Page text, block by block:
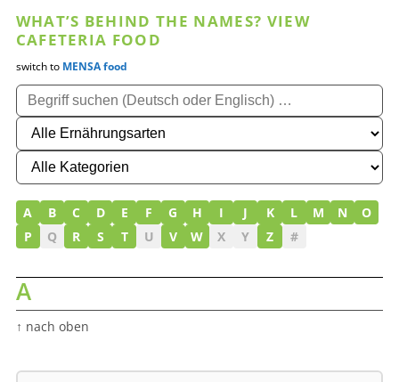
WHAT’S BEHIND THE NAMES? VIEW
CAFETERIA FOOD
switch to MENSA food
A B C D E F G H I J K L M N
O
P
Q R S T U V W X Y Z #
A
↑ nach oben